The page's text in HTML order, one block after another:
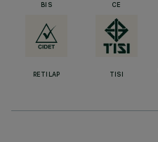
BIS CE
RETILAP TISI